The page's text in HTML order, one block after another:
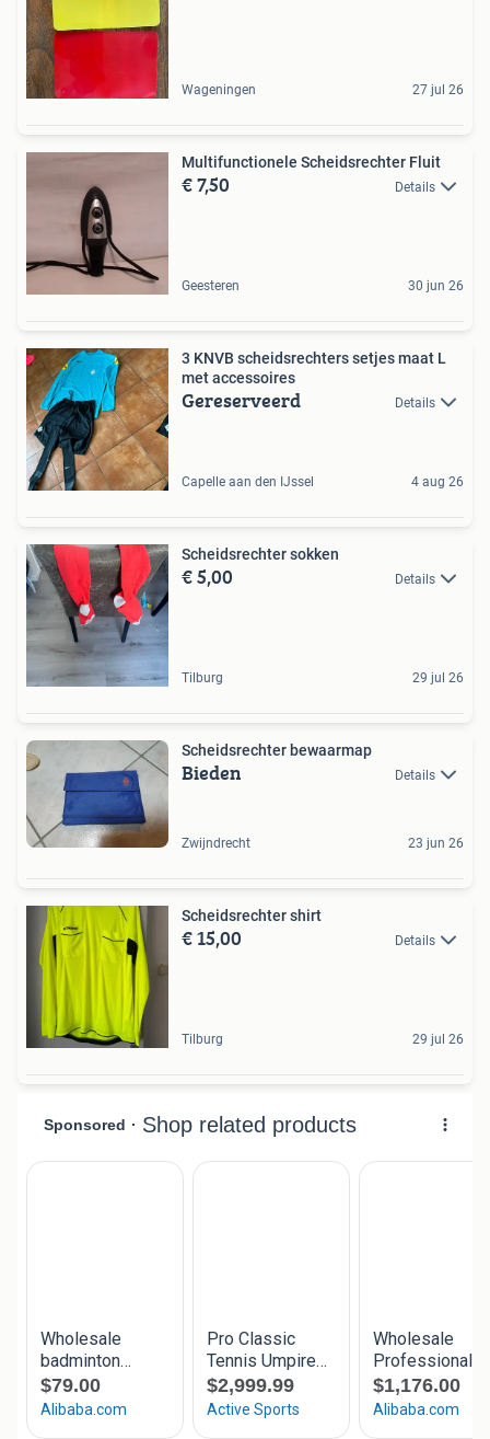
Wageningen 27 jul 26
Multifunctionele Scheidsrechter Fluit
€ 7,50 Details
Geesteren 30 jun 26
3 KNVB scheidsrechters setjes maat L
met accessoires
Gereserveerd Details
Capelle aan den IJssel 4 aug 26
Scheidsrechter sokken
€ 5,00 Details
Tilburg 29 jul 26
Scheidsrechter bewaarmap
Bieden Details
Zwijndrecht 23 jun 26
Scheidsrechter shirt
€ 15,00 Details
Tilburg 29 jul 26